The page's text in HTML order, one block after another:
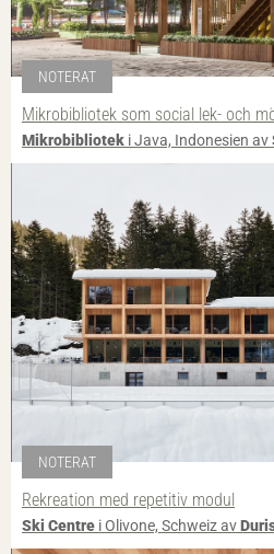
NOTERAT
Mikrobibliotek som social lek- och
Mikrobibliotek i Java, Indonesien av
NOTERAT
Rekreation med repetitiv modul
Ski Centre i Olivone, Schweiz av